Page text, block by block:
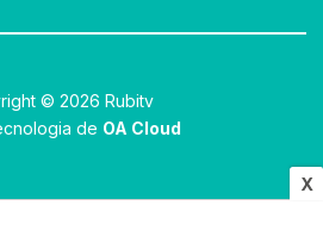
X
© 2026 Rubitv
de OA Cloud